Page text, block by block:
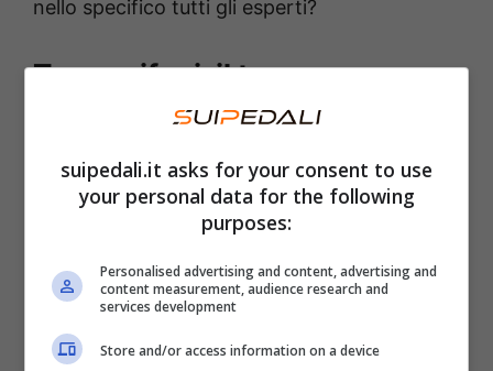
nello specifico tutti gli esperti?
Termosifoni, il trucco per
risparmiare stando al caldo
Lasciare i termosifoni sempre accesi può
sembrare unospreco di denaro . In realtà si
avere
vantaggi significativisia in termini
economici che di comfort.
termostatotra i 18 e i 21 grandi, si evita che
suipedali.it asks for your consent to use
your personal data for the following
purposes:
Personalised advertising and content, advertising and
content measurement, audience research and
services development
Store and/or access information on a device